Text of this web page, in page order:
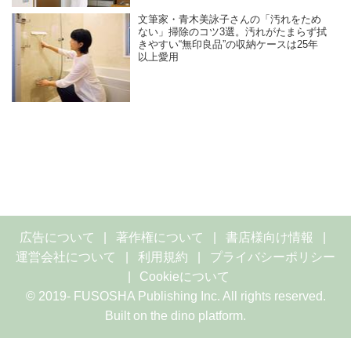
文筆家・青木美詠子さんの「汚れをため
ない」掃除のコツ3選。汚れがたまらず拭
きやすい“無印良品”の収納ケースは25年
以上愛用
広告について 著作権について
書店様向け情報
運営会社について
利用規約
プライバシーポリシー
Cookieについて
© 2019- FUSOSHA Publishing Inc. All rights reserved.
Built on the dino platform.